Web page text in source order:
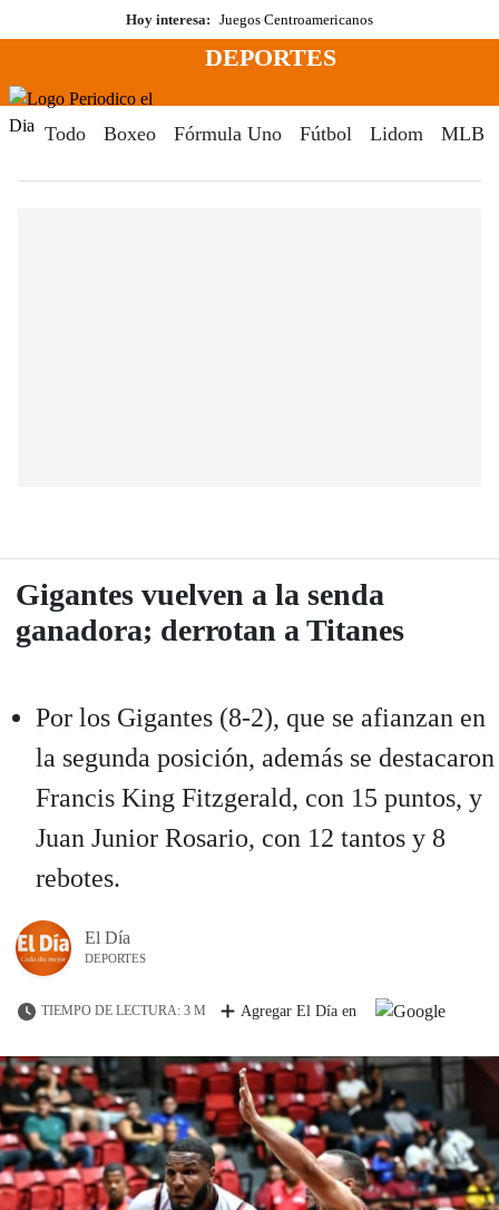
al
Hoy interesa: Juegos Centroamericanos
Menú
DEPORTES
Todo Boxeo Fórmula Uno Fútbol Lidom MLB
Gigantes vuelven a la senda
ganadora; derrotan a Titanes
Por los Gigantes (8-2), que se afianzan en
la segunda posición, además se destacaron
Francis King Fitzgerald, con 15 puntos, y
Juan Junior Rosario, con 12 tantos y 8
rebotes.
El Día
DEPORTES
TIEMPO DE LECTURA: 3 M Agregar El Día en